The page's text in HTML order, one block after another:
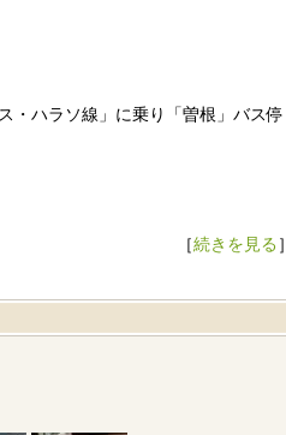
・ハラソ線」に乗り「曽根」バス停
［続きを見る］